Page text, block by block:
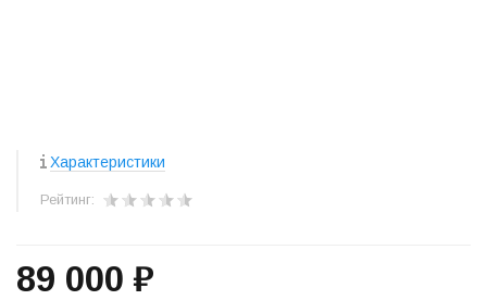
Характеристики
Рейтинг:
89 000 ₽